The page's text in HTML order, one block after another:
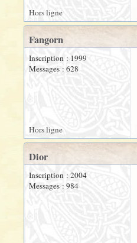
Hors ligne
Fangorn
Inscription : 1999
Messages : 628
Hors ligne
Dior
Inscription : 2004
Messages : 984